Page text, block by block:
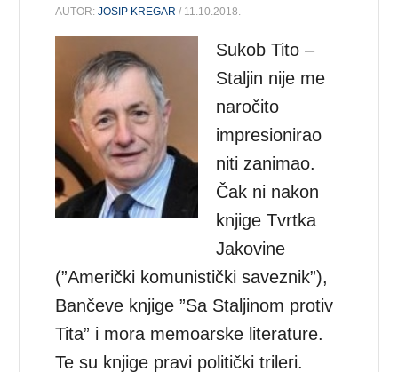
AUTOR:JOSIP KREGAR / 11.10.2018.
Sukob Tito –
Staljin nije me
naročito
impresionirao
niti zanimao.
Čak ni nakon
knjige Tvrtka
Jakovine
(”Američki komunistički saveznik”),
Bančeve knjige ”Sa Staljinom protiv
Tita” i mora memoarske literature.
Te su knjige pravi politički trileri.